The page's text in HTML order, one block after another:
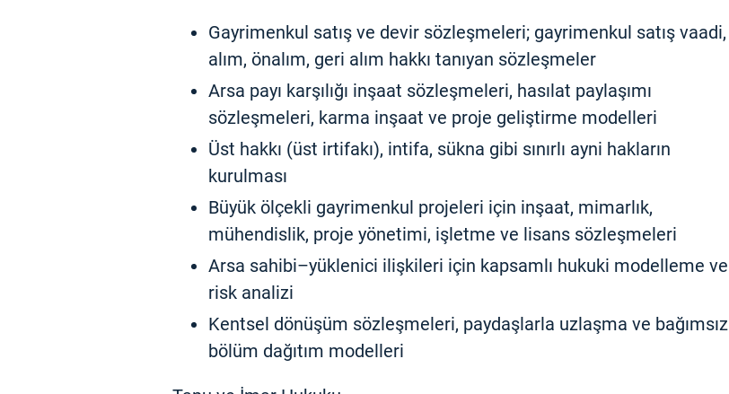
Gayrimenkul satış ve devir sözleşmeleri; gayrimenkul satış vaadi,
alım, önalım, geri alım hakkı tanıyan sözleşmeler
Arsa payı karşılığı inşaat sözleşmeleri, hasılat paylaşımı
sözleşmeleri, karma inşaat ve proje geliştirme modelleri
Üst hakkı (üst irtifakı), intifa, sükna gibi sınırlı ayni hakların
kurulması
Büyük ölçekli gayrimenkul projeleri için inşaat, mimarlık,
mühendislik, proje yönetimi, işletme ve lisans sözleşmeleri
Arsa sahibi–yüklenici ilişkileri için kapsamlı hukuki modelleme ve
risk analizi
Kentsel dönüşüm sözleşmeleri, paydaşlarla uzlaşma ve bağımsız
bölüm dağıtım modelleri